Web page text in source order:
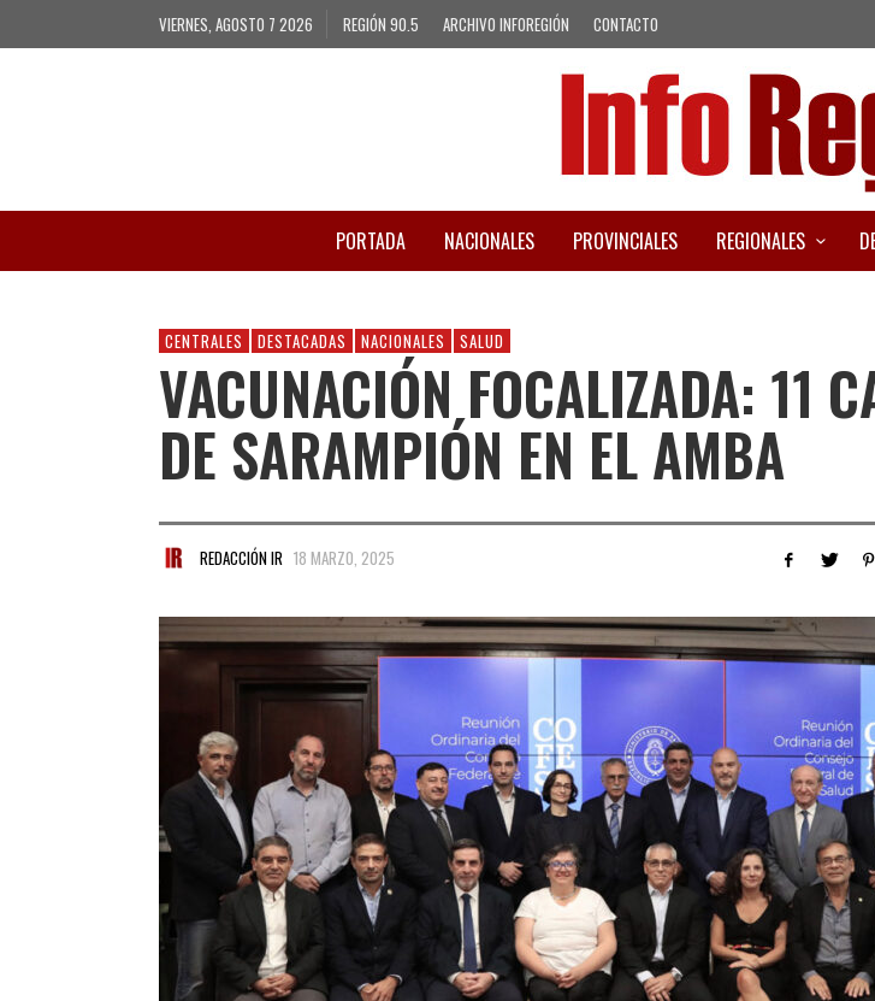
VIERNES, AGOSTO 7 2026 REGIÓN 90.5 ARCHIVO INFOREGIÓN CONTACTO
PORTADA NACIONALES PROVINCIALES REGIONALES
CENTRALES DESTACADAS NACIONALES SALUD
VACUNACIÓN FOCALIZADA: 11
DE SARAMPIÓN EN EL AMBA
REDACCIÓN IR 18 MARZO, 2025